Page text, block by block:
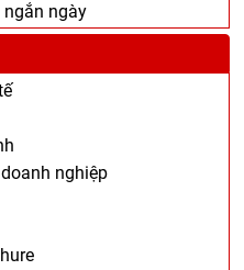
ngắn ngày
nghiệp